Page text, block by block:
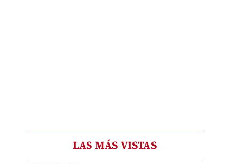
LAS MÁS VISTAS